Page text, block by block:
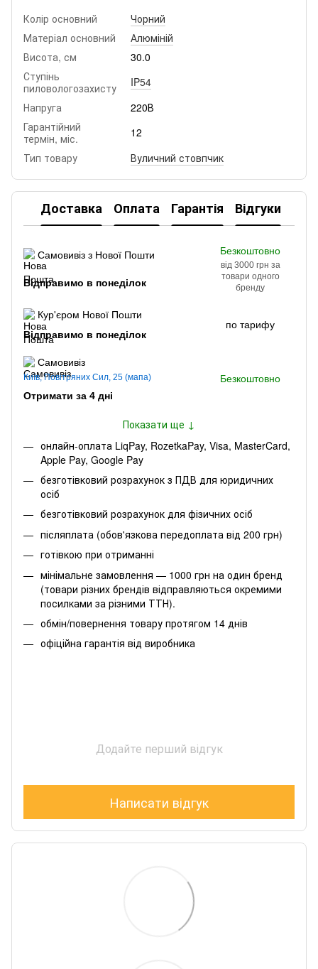
Колір основний
Чорний
Матеріал основний
Алюміній
Висота, см
30.0
Ступінь
пиловологозахисту
IP54
Напруга
220В
Гарантійний
термін, міс.
12
Тип товару
Вуличний стовпчик
Доставка Оплата Гарантія Відгуки
Самовивіз з Нової Пошти
Відправимо в понеділок
Безкоштовно
від 3000 грн за
товари одного
бренду
Кур'єром Нової Пошти
Відправимо в понеділок
по тарифу
Самовивіз
Київ, Повітряних Сил, 25 (мапа)
Отримати за 4 дні
Безкоштовно
Показати ще ↓
онлайн-оплата LiqPay, RozetkaPay, Visa, MasterCard,
Apple Pay, Google Pay
безготівковий розрахунок з ПДВ для юридичних
осіб
безготівковий розрахунок для фізичних осіб
післяплата (обов'язкова передоплата від 200 грн)
готівкою при отриманні
мінімальне замовлення — 1000 грн на один бренд
(товари різних брендів відправляються окремими
посилками за різними ТТН).
обмін/повернення товару протягом 14 днів
офіційна гарантія від виробника
Додайте перший відгук
Написати відгук